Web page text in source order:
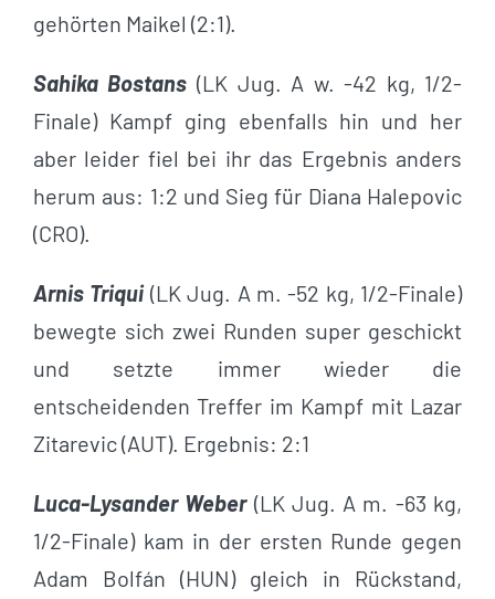
gehörten Maikel (2:1).
Sahika Bostans (LK Jug. A w. -42 kg, 1/2-
Finale) Kampf ging ebenfalls hin und her
aber leider fiel bei ihr das Ergebnis anders
herum aus: 1:2 und Sieg für Diana Halepovic
(CRO).
Arnis Triqui(LK Jug. A m. -52 kg, 1/2-Finale)
bewegte sich zwei Runden super geschickt
und setzte immer wieder die
entscheidenden Treffer im Kampf mit Lazar
Zitarevic (AUT). Ergebnis: 2:1
Luca-Lysander Weber(LK Jug. A m. -63 kg,
1/2-Finale) kam in der ersten Runde gegen
Adam Bolfán (HUN) gleich in Rückstand,